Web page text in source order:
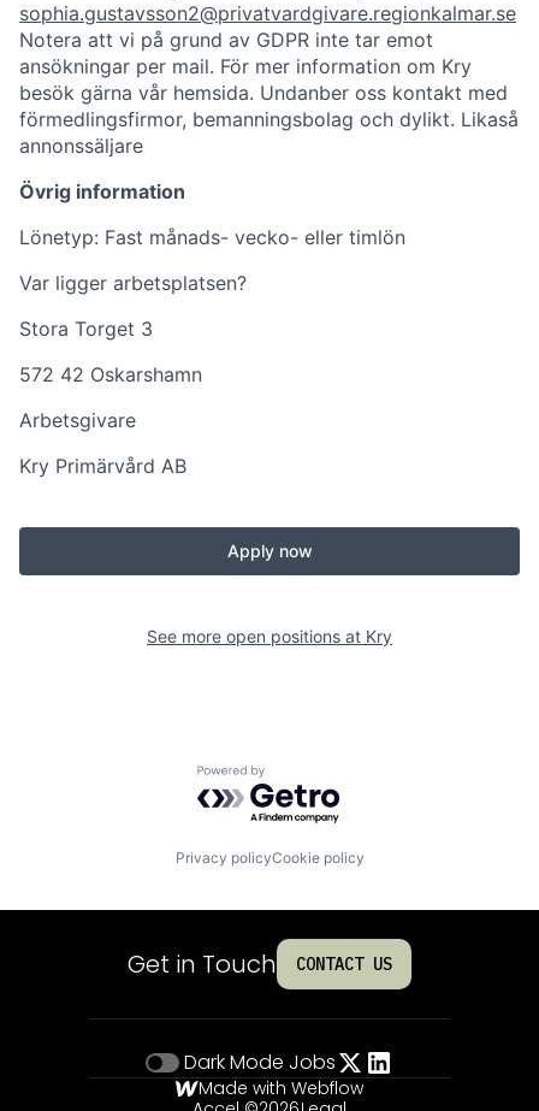
sophia.gustavsson2@privatvardgivare.regionkalmar.se
Notera att vi på grund av GDPR inte tar emot
ansökningar per mail. För mer information om Kry
besök gärna vår hemsida. Undanber oss kontakt med
förmedlingsfirmor, bemanningsbolag och dylikt. Likaså
annonssäljare
Övrig information
Lönetyp: Fast månads- vecko- eller timlön
Var ligger arbetsplatsen?
Stora Torget 3
572 42 Oskarshamn
Arbetsgivare
Kry Primärvård AB
Apply now
See more open positions at Kry
Powered by Getro.com
Privacy policyCookie policy
Get in Touch CONTACT US
Dark Mode Jobs
Made with Webflow